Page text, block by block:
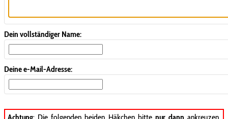
Dein vollständiger Name:
Deine e-Mail-Adresse: